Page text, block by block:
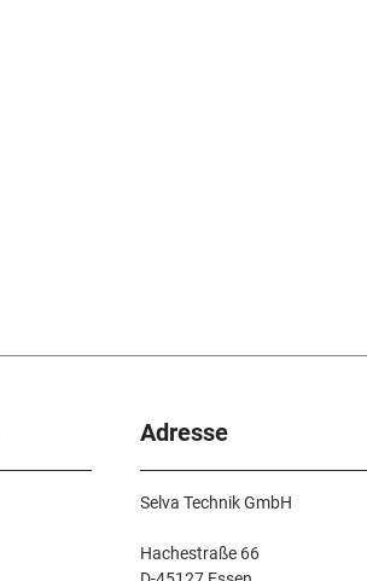
Adresse
Selva Technik GmbH
Hachestraße 66